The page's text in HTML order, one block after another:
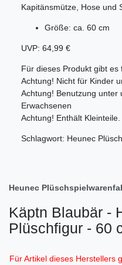
Kapitänsmütze, Hose und
Größe: ca. 60 cm
UVP: 64,99 €
Für dieses Produkt gibt es
Achtung! Nicht für Kinder
Achtung! Benutzung unter
Erwachsenen
Achtung! Enthält
Schlagwort: Heunec
Heunec
Käptn Blaubär -
Plüschfigur - 60
Für Artikel dieses Herstellers